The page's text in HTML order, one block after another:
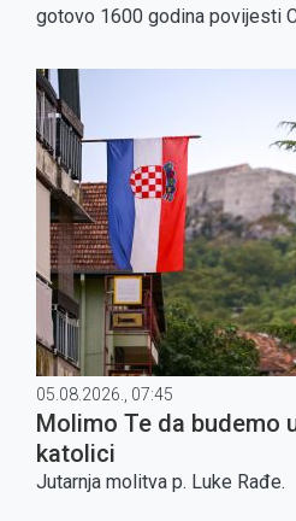
gotovo 1600 godina povijesti
05.08.2026., 07:45
Molimo Te da budemo
katolici
Jutarnja molitva p. Luke Rađe.